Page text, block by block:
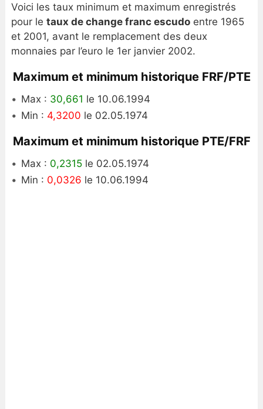
Voici les taux minimum et maximum enregistrés
pour le taux de change franc escudoentre 1965
et 2001, avant le remplacement des deux
monnaies par l’euro le 1er janvier 2002.
Maximum et minimum historique FRF/PTE
Max : 30,661 le 10.06.1994
Min : 4,3200 le 02.05.1974
Maximum et minimum historique PTE/FRF
Max : 0,2315le 02.05.1974
Min : 0,0326 le 10.06.1994